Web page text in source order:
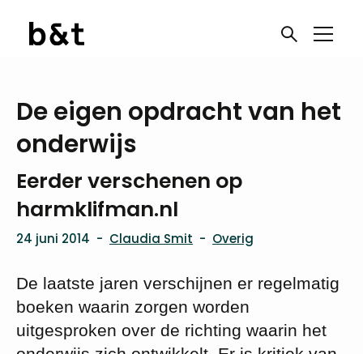
De eigen opdracht van het
onderwijs
Eerder verschenen op
harmklifman.nl
24 juni 2014 - Claudia Smit - Overig
De laatste jaren verschijnen er regelmatig
boeken waarin zorgen worden
uitgesproken over de richting waarin het